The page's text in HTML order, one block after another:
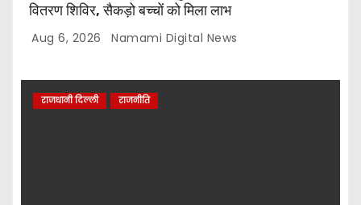
वितरण शिविर, सैकड़ो बच्चों को मिला लाभ
Aug 6, 2026 Namami Digital News
राजधानी दिल्ली राजनीति